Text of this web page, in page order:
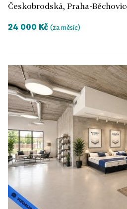
Českobrodská, Praha-
24 000 Kč (za měsíc)